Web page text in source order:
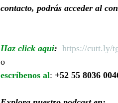
contacto, podrás acceder al
Haz click aquí: https://cutt.ly/
o
escríbenos al: +52 55 8036